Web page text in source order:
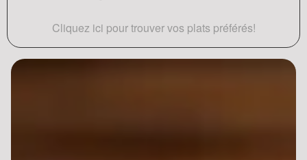
Cliquez ici pour trouver vos plats préférés!